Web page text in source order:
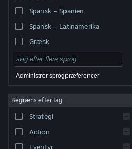
varemærker tilhører deres respektive indehavere i USA
Tilgængelighed
Refunderinger|
Spansk – Spanien
Spansk – Latinamerika
Græsk
Administrer sprogpræferencer
Begræns efter tag
Strategi
Action
Eventyr